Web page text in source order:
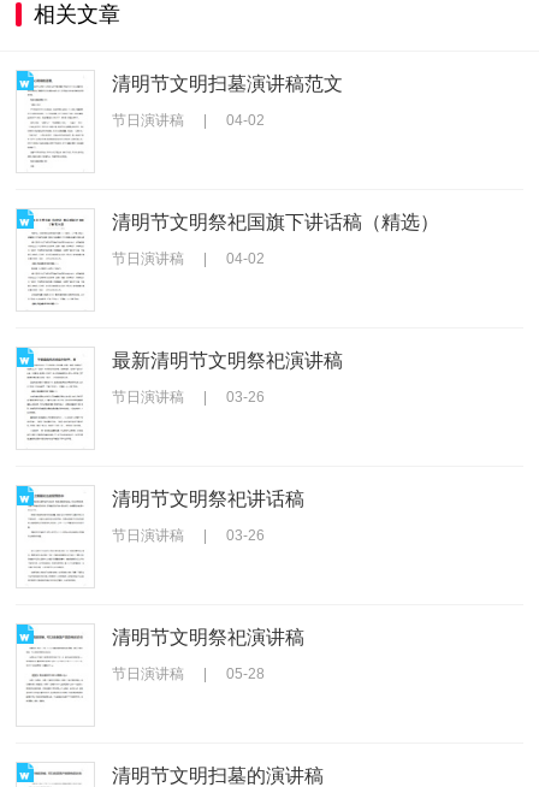
相关文章
清明节文明扫墓演讲稿范文
节日演讲稿 04-02
清明节文明祭祀国旗下讲话稿（精选）
节日演讲稿 04-02
最新清明节文明祭祀演讲稿
节日演讲稿 03-26
清明节文明祭祀讲话稿
节日演讲稿 03-26
清明节文明祭祀演讲稿
节日演讲稿 05-28
清明节文明扫墓的演讲稿